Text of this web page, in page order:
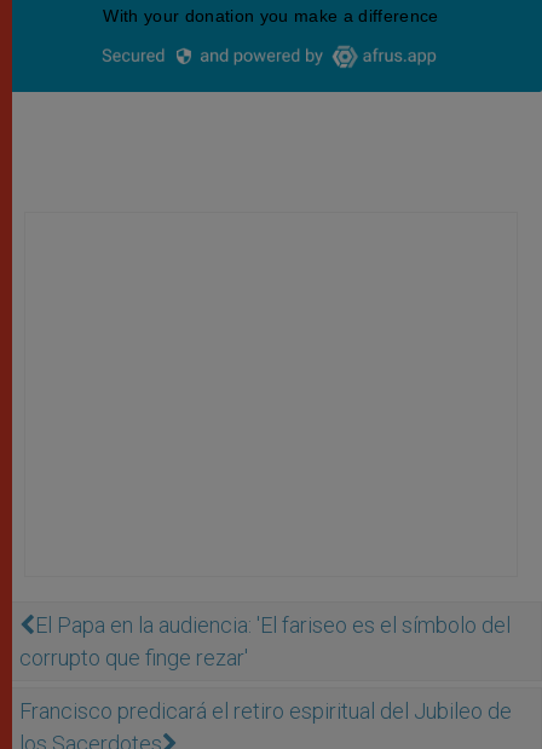
El Papa en la audiencia: 'El fariseo es el símbolo del
corrupto que finge rezar'
Francisco predicará el retiro espiritual del Jubileo de
los Sacerdotes